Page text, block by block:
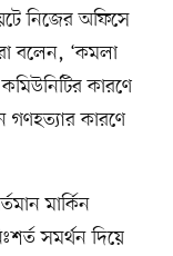
নিজের অফিসে
বলেন, ‘কমলা
কারণে
গণহত্যার কারণে
মার্কিন
সমর্থন দিয়ে